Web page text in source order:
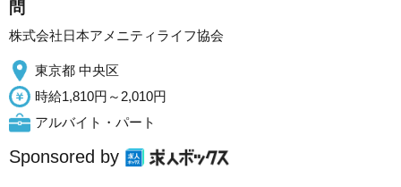
問
株式会社日本アメニティライフ協会
東京都 中央区
時給1,810円～2,010円
アルバイト・パート
Sponsored by